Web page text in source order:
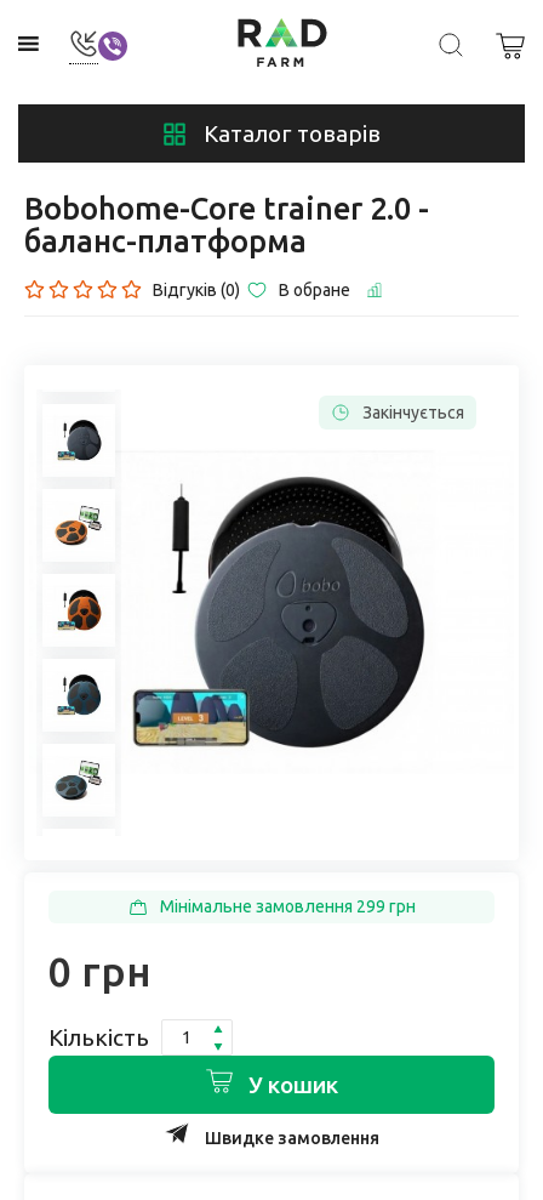
Каталог товарів
Bobohome-Core trainer 2.0 -
баланс-платформа
Відгуків (0) В обране
Закінчується
Мінімальне замовлення 299 грн
0 грн
Кількість
У кошик
Швидке замовлення